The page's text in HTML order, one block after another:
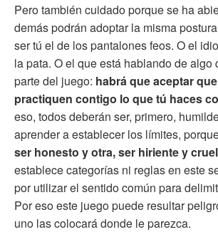
Pero también cuidado porque se ha
demás podrán adoptar la misma
ser tú el de los pantalones feos. O el
la pata. O el que está hablando de algo
parte del juego: habrá que aceptar
practiquen contigo lo que tú haces
eso, todos deberán ser, primero,
aprender a establecer los límites,
ser honesto y otra, ser hiriente y
establece categorías ni reglas en este
por utilizar el sentido común para
Por eso este juego puede resultar
uno las colocará donde le parezca.